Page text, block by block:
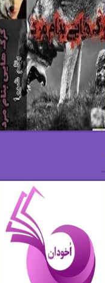
اصغر زاده
اکرم محمدی
الف صاد
الکساندر دوما
الناز پاکپور‌
امیر فرهی
باران
بهار سلطانی
بهاره شیرازی